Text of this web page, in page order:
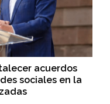
acuerdos
sociales en la